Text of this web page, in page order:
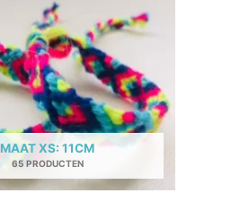
MAAT XS: 11CM
65 PRODUCTEN